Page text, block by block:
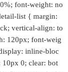
font-weight: no
list { margin:
vertical-align: to
120px; font-weig
inline-bloc
0; clear: bot